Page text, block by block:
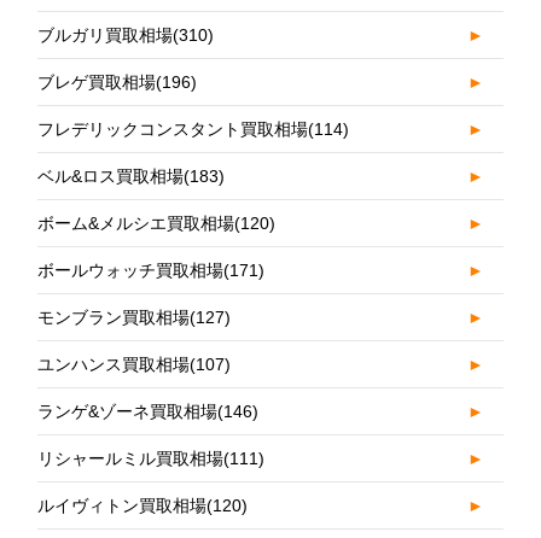
ブルガリ買取相場(310) ►
ブレゲ買取相場(196) ►
フレデリックコンスタント買取相場(114) ►
ベル&ロス買取相場(183) ►
ボーム&メルシエ買取相場(120) ►
ボールウォッチ買取相場(171) ►
モンブラン買取相場(127) ►
ユンハンス買取相場(107) ►
ランゲ&ゾーネ買取相場(146) ►
リシャールミル買取相場(111) ►
ルイヴィトン買取相場(120) ►